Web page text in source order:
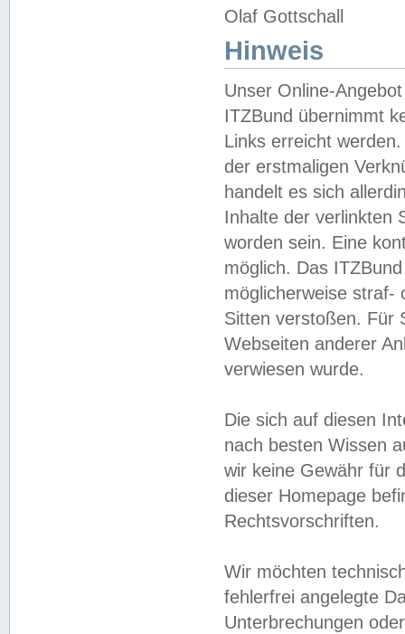
Olaf Gottschall
Hinweis
Unser Online-
ITZBund übernimmt
Links erreicht
der erstmaligen
handelt es sich
Inhalte der verlinkten
worden sein. Eine
möglich. Das
möglicherweise straf-
Sitten verstoßen. Für
Webseiten anderer
verwiesen wurde.
Die sich auf diesen
nach besten Wissen
wir keine Gewähr für
dieser Homepage
Rechtsvorschriften.
Wir möchten
fehlerfrei angelegte
Unterbrechungen